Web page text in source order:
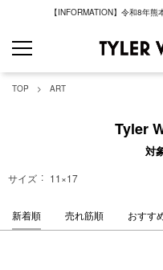
【INFORMATION】令和8年
TOP ART
Tyler
対
サイズ 11×17
新着順 売れ筋順 おすす